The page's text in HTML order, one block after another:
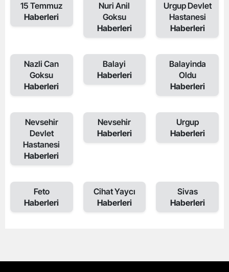
15 Temmuz
Haberleri
Nuri Anil
Goksu
Haberleri
Urgup Devlet
Hastanesi
Haberleri
Nazli Can
Goksu
Haberleri
Balayi
Haberleri
Balayinda
Oldu
Haberleri
Nevsehir
Devlet
Hastanesi
Haberleri
Nevsehir
Haberleri
Urgup
Haberleri
Feto
Haberleri
Cihat Yaycı
Haberleri
Sivas
Haberleri